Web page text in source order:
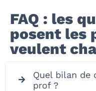
FAQ : les
posent les
veulent
Quel bilan de
prof ?